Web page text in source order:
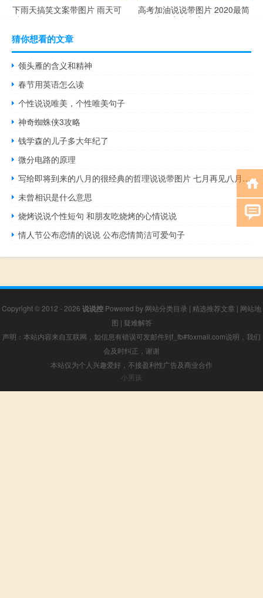
下雨天搞笑文案带图片 雨天可
以发的幽默句子
高考加油说说带图片 2020最简
单励志的高考文案
猜你想看的文章
领头雁的含义和精神
春节用英语怎么读
个性说说唯美，个性唯美句子
神奇蜘蛛侠3攻略
钱学森的儿子多大年纪了
微分电路的原理
写给即将到来的八月的很经典的哲理说说带图片 七月再见八月你好
未曾相识是什么意思
烧烤说说个性短句 和朋友吃烧烤的心情说说
情人节公布恋情的说说 公布恋情简洁可爱句子
Copyright © 2012 - 2026 说说控 Powered by 网站分类目录 | 精选推荐文章 | 网站地
图 | 疑难解答
声明：本站内容来自互联网，如信息有错误可发邮件到f_fb#foxmail.com说明，我们
会及时纠正，谢谢
本站仅为个人兴趣爱好，不接盈利性广告及商业合作
小男孩